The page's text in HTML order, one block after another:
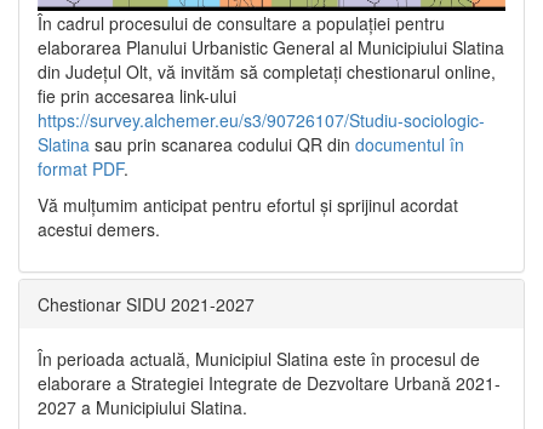
În cadrul procesului de consultare a populaţiei pentru
elaborarea Planului Urbanistic General al Municipiului Slatina
din Județul Olt, vă invităm să completați chestionarul online,
fie prin accesarea link-ului
https://survey.alchemer.eu/s3/90726107/Studiu-sociologic-
Slatina sau prin scanarea codului QR din documentul în
format PDF.
Vă mulţumim anticipat pentru efortul şi sprijinul acordat
acestui demers.
Chestionar SIDU 2021-2027
În perioada actuală, Municipiul Slatina este în procesul de
elaborare a Strategiei Integrate de Dezvoltare Urbană 2021‐
2027 a Municipiului Slatina.